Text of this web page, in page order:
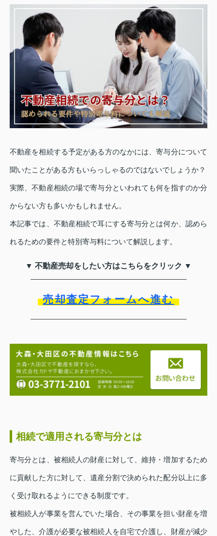
不動産を相続する予定がある方のなかには、寄与分について
聞いたことがある方もいらっしゃるのではないでしょうか？
実際、不動産相続の場で寄与分といわれても何を指すのか分
からない方も多いかもしれません。
本記事では、不動産相続で耳にする寄与分とは何か、認めら
れるための要件と特別寄与料について解説します。
▼ 不動産売却をしたい方はこちらをクリック ▼
売却査定フォームへ進む
相続で適用される寄与分とは
寄与分とは、被相続人の財産に対して、維持・増加するため
に貢献した方に対して、遺産分割で決められた配分以上に多
く受け取れるようにできる制度です。
被相続人が事業を営んでいた場合、その事業を担い財産を増
やした、介護が必要な被相続人を自宅で介護し、財産が減少